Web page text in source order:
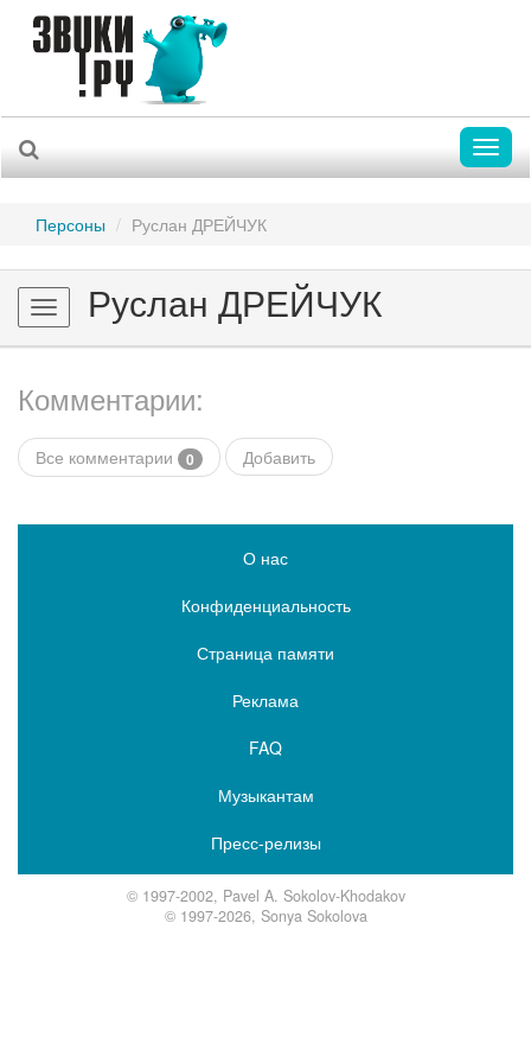
Персоны Руслан ДРЕЙЧУК
Toggle
navigation
Руслан ДРЕЙЧУК
Комментарии:
Все комментарии 0 Добавить
О нас
Конфиденциальность
Страница памяти
Реклама
FAQ
Музыкантам
Пресс-релизы
© 1997-2002, Pavel A. Sokolov-Khodakov
© 1997-2026, Sonya Sokolova